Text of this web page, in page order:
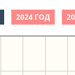
2024 ГОД